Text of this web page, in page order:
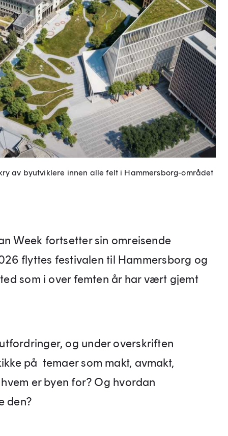
av byutviklere innen alle felt i Hammersborg-området
Week fortsetter sin omreisende
flyttes festivalen til Hammersborg og
som i over femten år har vært gjemt
og under overskriften
på temaer som makt, avmakt,
er byen for? Og hvordan
den?